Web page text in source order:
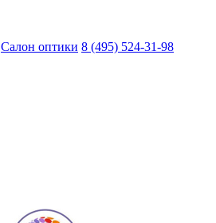
Салон оптики 8 (495) 524-31-98